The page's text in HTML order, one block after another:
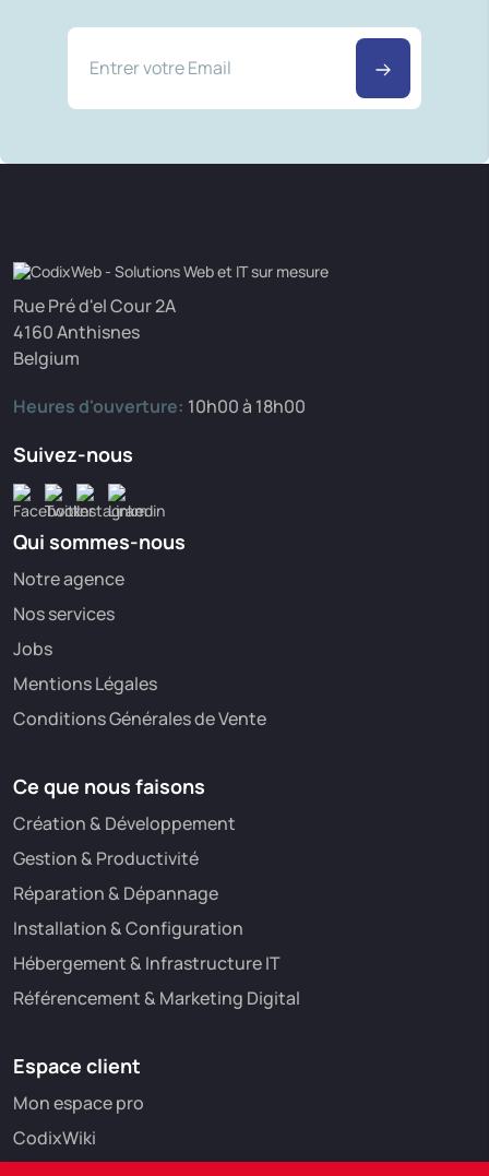
Rue Pré d'el Cour 2A
4160 Anthisnes
Belgium
Heures d'ouverture: 10h00 à 18h00
Suivez-nous
Qui sommes-nous
Notre agence
Nos services
Jobs
Mentions Légales
Conditions Générales de Vente
Ce que nous faisons
Création & Développement
Gestion & Productivité
Réparation & Dépannage
Installation & Configuration
Hébergement & Infrastructure IT
Référencement & Marketing Digital
Espace client
Mon espace pro
CodixWiki